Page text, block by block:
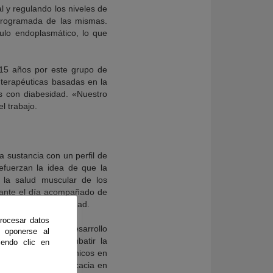
y regulando los niveles de
de las mismas.
endoplasmático, lo que
años por este grupo de
basadas en la
con diabesidad. «Nuestro
trabajo.
sustancia con un perfil de
la idea de que la
la salud muscular de los
el día acompañado de
de la obesidad.
Europeo de Desarrollo
efectiva para combatir la
estudios clínicos en
demostrar su eficacia en
datos
al
clic en